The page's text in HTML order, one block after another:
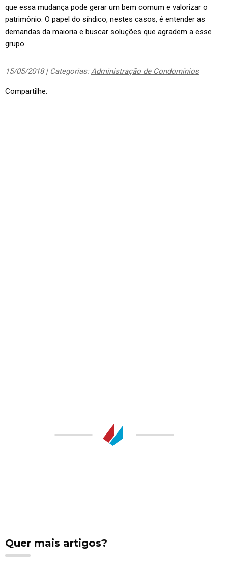
que essa mudança pode gerar um bem comum e valorizar o
patrimônio. O papel do síndico, nestes casos, é entender as
demandas da maioria e buscar soluções que agradem a esse
grupo.
15/05/2018 | Categorias:Administração de Condomínios
Compartilhe:
Quer mais artigos?